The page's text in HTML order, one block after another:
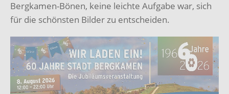
Bergkamen-Bönen, keine leichte Aufgabe war, sich
für die schönsten Bilder zu entscheiden.